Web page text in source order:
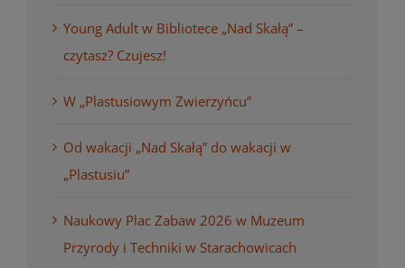
Young Adult w Bibliotece „Nad Skałą” –
czytasz? Czujesz!
W „Plastusiowym Zwierzyńcu”
Od wakacji „Nad Skałą” do wakacji w
„Plastusiu”
Naukowy Plac Zabaw 2026 w Muzeum
Przyrody i Techniki w Starachowicach